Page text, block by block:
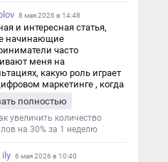
8 мая 2026 в 14:48
и интересная статья,
начинающие
часто
меня на
какую роль играет
маркетинге , когда
их проект:
kakuyu-rol-igraet-
marketinge/
полностью
увеличить количество
на 30% за 1 неделю
ily 6 мая 2026 в 10:40